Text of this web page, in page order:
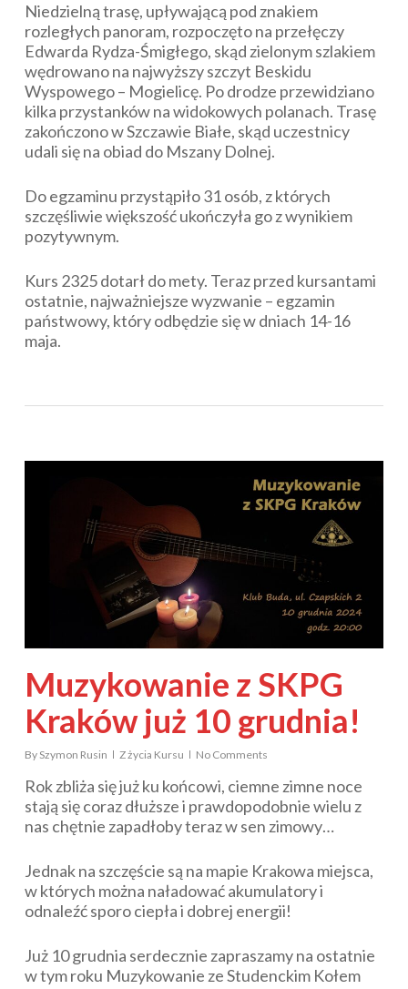
Niedzielną trasę, upływającą pod znakiem
rozległych panoram, rozpoczęto na przełęczy
Edwarda Rydza-Śmigłego, skąd zielonym szlakiem
wędrowano na najwyższy szczyt Beskidu
Wyspowego – Mogielicę. Po drodze przewidziano
kilka przystanków na widokowych polanach. Trasę
zakończono w Szczawie Białe, skąd uczestnicy
udali się na obiad do Mszany Dolnej.
Do egzaminu przystąpiło 31 osób, z których
szczęśliwie większość ukończyła go z wynikiem
pozytywnym.
Kurs 2325 dotarł do mety. Teraz przed kursantami
ostatnie, najważniejsze wyzwanie – egzamin
państwowy, który odbędzie się w dniach 14-16
maja.
Muzykowanie z SKPG
Kraków już 10 grudnia!
By Szymon Rusin Z życia Kursu No Comments
Rok zbliża się już ku końcowi, ciemne zimne noce
stają się coraz dłuższe i prawdopodobnie wielu z
nas chętnie zapadłoby teraz w sen zimowy…
Jednak na szczęście są na mapie Krakowa miejsca,
w których można naładować akumulatory i
odnaleźć sporo ciepła i dobrej energii!
Już 10 grudnia serdecznie zapraszamy na ostatnie
w tym roku Muzykowanie ze Studenckim Kołem